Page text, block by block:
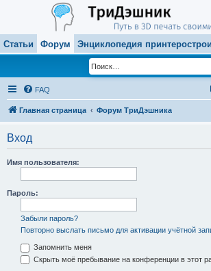
Статьи Форум Энциклопедия
FAQ
Главная страница Форум ТриДэшника
Вход
Имя пользователя:
Пароль:
Забыли пароль?
Повторно выслать письмо для активации учётной
Запомнить меня
Скрыть моё пребывание на конференции в этот